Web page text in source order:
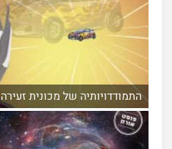
התמודדויותיה של מכונית זעירה